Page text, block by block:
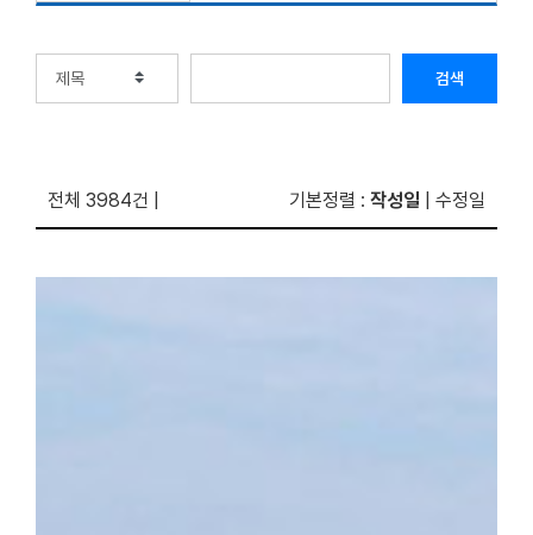
검색
전체 3984건 기본정렬 : 작성일 수정일